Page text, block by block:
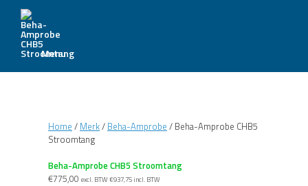
Menu
Home / Merk/ Beha-Amprobe / Beha-Amprobe CHB5
Stroomtang
Beha-Amprobe CHB5 Stroomtang
€775,00 excl. BTW €937,75 incl. BTW